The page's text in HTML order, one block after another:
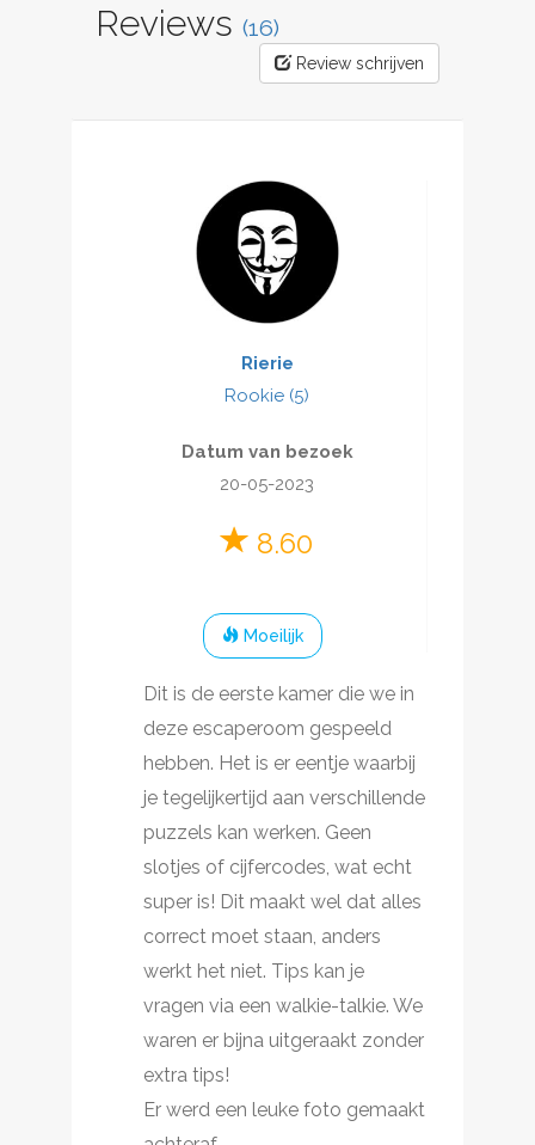
Reviews (16)
Review schrijven
Rierie
Rookie (5)
Datum van bezoek
20-05-2023
8.60
Moeilijk
Dit is de eerste kamer die we in
deze escaperoom gespeeld
hebben. Het is er eentje waarbij
je tegelijkertijd aan verschillende
puzzels kan werken. Geen
slotjes of cijfercodes, wat echt
super is! Dit maakt wel dat alles
correct moet staan, anders
werkt het niet. Tips kan je
vragen via een walkie-talkie. We
waren er bijna uitgeraakt zonder
extra tips!
Er werd een leuke foto gemaakt